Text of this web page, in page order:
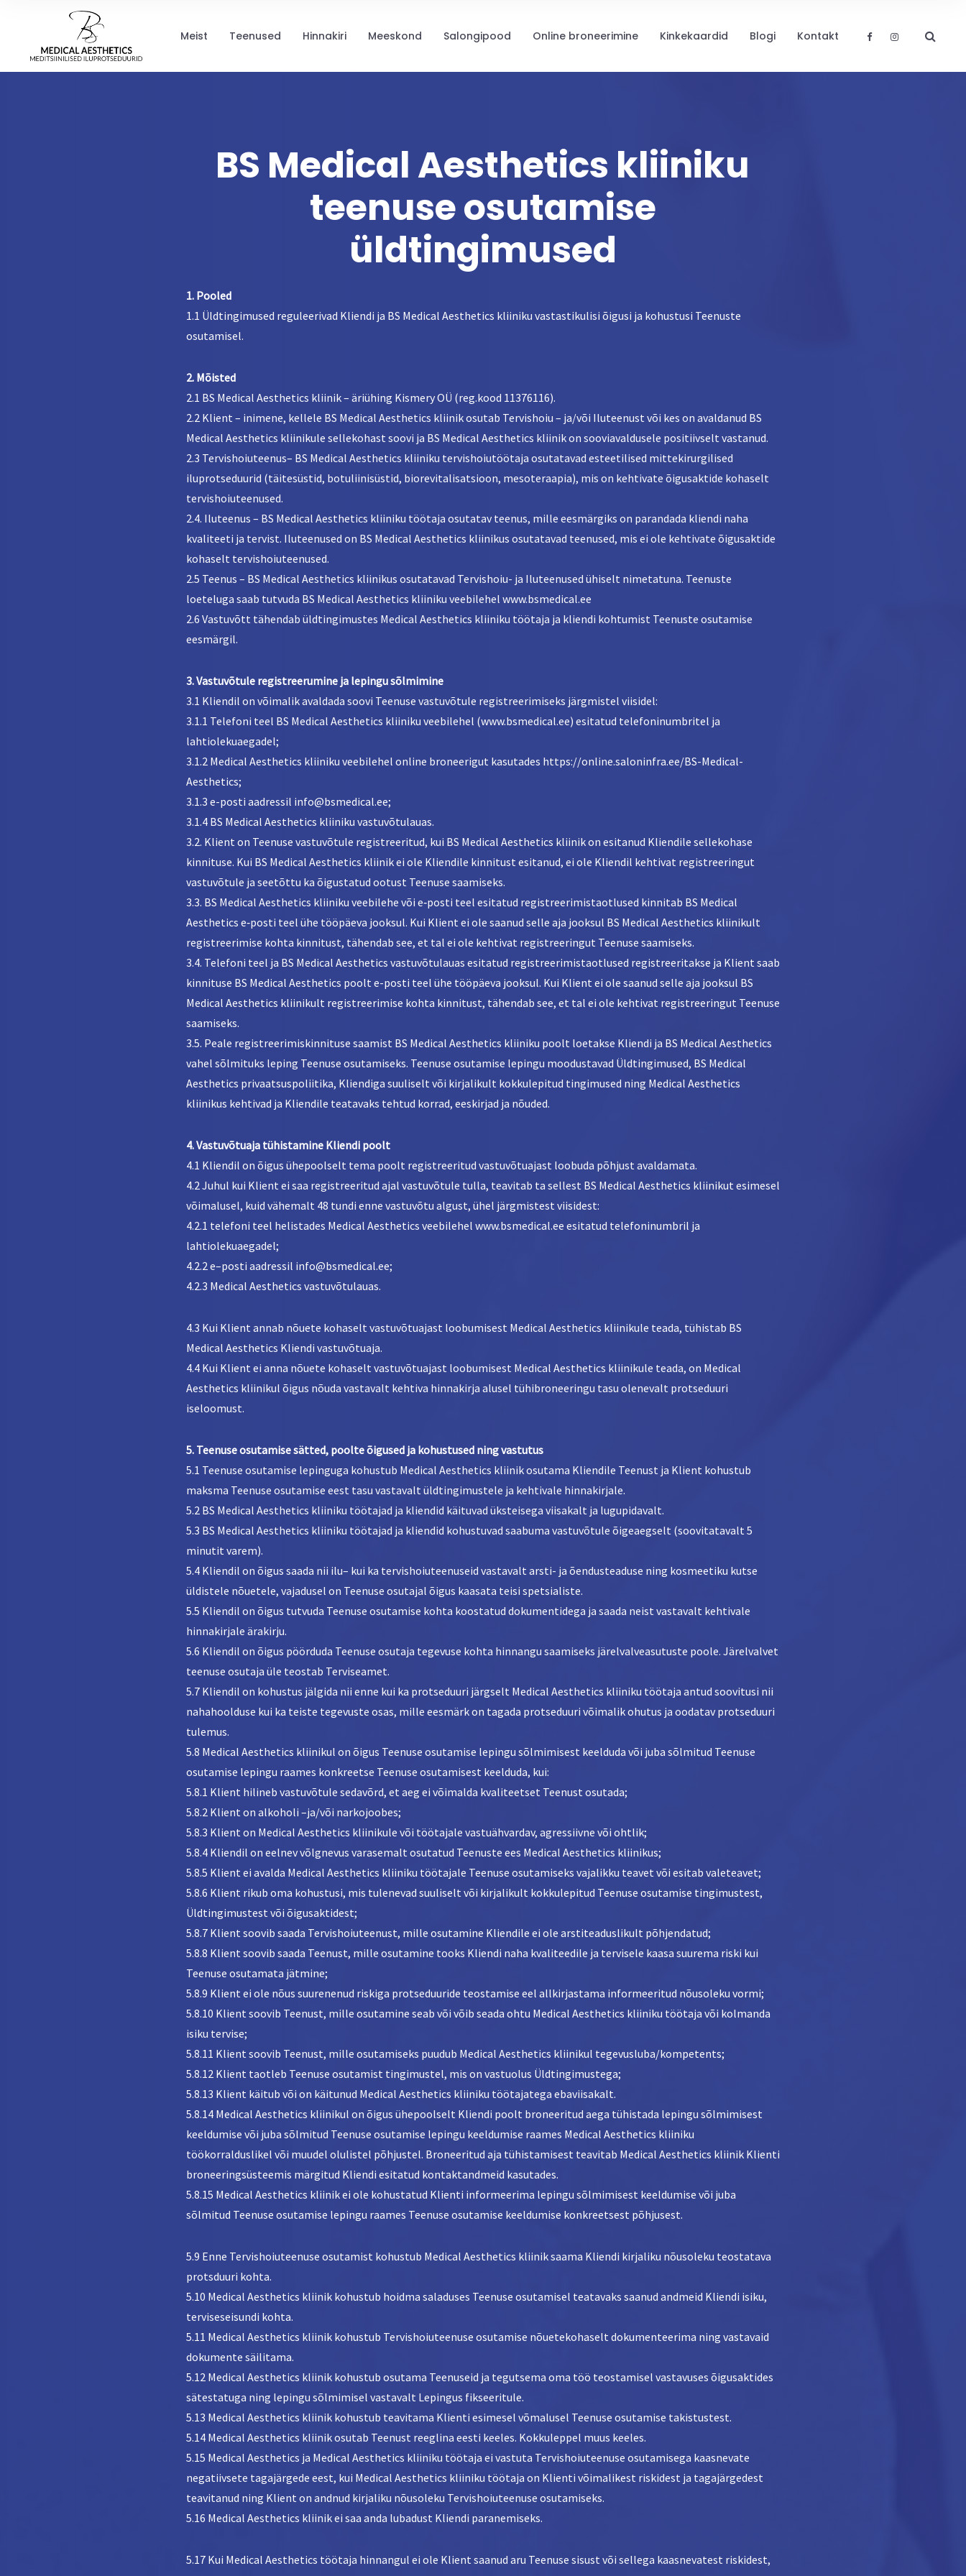
Meist Teenused Hinnakiri Meeskond Salongipood Online broneerimine Kinkekaardid Blogi Kontakt
BS Medical Aesthetics kliiniku
teenuse osutamise
üldtingimused
1. Pooled
1.1 Üldtingimused reguleerivad Kliendi ja BS Medical Aesthetics kliiniku vastastikulisi õigusi ja kohustusi Teenuste
osutamisel.
2. Mõisted
2.1 BS Medical Aesthetics kliinik – äriühing Kismery OÜ (reg.kood 11376116).
2.2 Klient – inimene, kellele BS Medical Aesthetics kliinik osutab Tervishoiu – ja/või Iluteenust või kes on avaldanud BS
Medical Aesthetics kliinikule sellekohast soovi ja BS Medical Aesthetics kliinik on sooviavaldusele positiivselt vastanud.
2.3 Tervishoiuteenus– BS Medical Aesthetics kliiniku tervishoiutöötaja osutatavad esteetilised mittekirurgilised
iluprotseduurid (täitesüstid, botuliinisüstid, biorevitalisatsioon, mesoteraapia), mis on kehtivate õigusaktide kohaselt
tervishoiuteenused.
2.4. Iluteenus – BS Medical Aesthetics kliiniku töötaja osutatav teenus, mille eesmärgiks on parandada kliendi naha
kvaliteeti ja tervist. Iluteenused on BS Medical Aesthetics kliinikus osutatavad teenused, mis ei ole kehtivate õigusaktide
kohaselt tervishoiuteenused.
2.5 Teenus – BS Medical Aesthetics kliinikus osutatavad Tervishoiu- ja Iluteenused ühiselt nimetatuna. Teenuste
loeteluga saab tutvuda BS Medical Aesthetics kliiniku veebilehel www.bsmedical.ee
2.6 Vastuvõtt tähendab üldtingimustes Medical Aesthetics kliiniku töötaja ja kliendi kohtumist Teenuste osutamise
eesmärgil.
3. Vastuvõtule registreerumine ja lepingu sõlmimine
3.1 Kliendil on võimalik avaldada soovi Teenuse vastuvõtule registreerimiseks järgmistel viisidel:
3.1.1 Telefoni teel BS Medical Aesthetics kliiniku veebilehel (www.bsmedical.ee) esitatud telefoninumbritel ja
lahtiolekuaegadel;
3.1.2 Medical Aesthetics kliiniku veebilehel online broneerigut kasutades https://online.saloninfra.ee/BS-Medical-
Aesthetics;
3.1.3 e-posti aadressil info@bsmedical.ee;
3.1.4 BS Medical Aesthetics kliiniku vastuvõtulauas.
3.2. Klient on Teenuse vastuvõtule registreeritud, kui BS Medical Aesthetics kliinik on esitanud Kliendile sellekohase
kinnituse. Kui BS Medical Aesthetics kliinik ei ole Kliendile kinnitust esitanud, ei ole Kliendil kehtivat registreeringut
vastuvõtule ja seetõttu ka õigustatud ootust Teenuse saamiseks.
3.3. BS Medical Aesthetics kliiniku veebilehe või e‑posti teel esitatud registreerimistaotlused kinnitab BS Medical
Aesthetics e‑posti teel ühe tööpäeva jooksul. Kui Klient ei ole saanud selle aja jooksul BS Medical Aesthetics kliinikult
registreerimise kohta kinnitust, tähendab see, et tal ei ole kehtivat registreeringut Teenuse saamiseks.
3.4. Telefoni teel ja BS Medical Aesthetics vastuvõtulauas esitatud registreerimistaotlused registreeritakse ja Klient saab
kinnituse BS Medical Aesthetics poolt e-posti teel ühe tööpäeva jooksul. Kui Klient ei ole saanud selle aja jooksul BS
Medical Aesthetics kliinikult registreerimise kohta kinnitust, tähendab see, et tal ei ole kehtivat registreeringut Teenuse
saamiseks.
3.5. Peale registreerimiskinnituse saamist BS Medical Aesthetics kliiniku poolt loetakse Kliendi ja BS Medical Aesthetics
vahel sõlmituks leping Teenuse osutamiseks. Teenuse osutamise lepingu moodustavad Üldtingimused, BS Medical
Aesthetics privaatsuspoliitika, Kliendiga suuliselt või kirjalikult kokkulepitud tingimused ning Medical Aesthetics
kliinikus kehtivad ja Kliendile teatavaks tehtud korrad, eeskirjad ja nõuded.
4. Vastuvõtuaja tühistamine Kliendi poolt
4.1 Kliendil on õigus ühepoolselt tema poolt registreeritud vastuvõtuajast loobuda põhjust avaldamata.
4.2 Juhul kui Klient ei saa registreeritud ajal vastuvõtule tulla, teavitab ta sellest BS Medical Aesthetics kliinikut esimesel
võimalusel, kuid vähemalt 48 tundi enne vastuvõtu algust, ühel järgmistest viisidest:
4.2.1 telefoni teel helistades Medical Aesthetics veebilehel www.bsmedical.ee esitatud telefoninumbril ja
lahtiolekuaegadel;
4.2.2 e–posti aadressil info@bsmedical.ee;
4.2.3 Medical Aesthetics vastuvõtulauas.
4.3 Kui Klient annab nõuete kohaselt vastuvõtuajast loobumisest Medical Aesthetics kliinikule teada, tühistab BS
Medical Aesthetics Kliendi vastuvõtuaja.
4.4 Kui Klient ei anna nõuete kohaselt vastuvõtuajast loobumisest Medical Aesthetics kliinikule teada, on Medical
Aesthetics kliinikul õigus nõuda vastavalt kehtiva hinnakirja alusel tühibroneeringu tasu olenevalt protseduuri
iseloomust.
5. Teenuse osutamise sätted, poolte õigused ja kohustused ning vastutus
5.1 Teenuse osutamise lepinguga kohustub Medical Aesthetics kliinik osutama Kliendile Teenust ja Klient kohustub
maksma Teenuse osutamise eest tasu vastavalt üldtingimustele ja kehtivale hinnakirjale.
5.2 BS Medical Aesthetics kliiniku töötajad ja kliendid käituvad üksteisega viisakalt ja lugupidavalt.
5.3 BS Medical Aesthetics kliiniku töötajad ja kliendid kohustuvad saabuma vastuvõtule õigeaegselt (soovitatavalt 5
minutit varem).
5.4 Kliendil on õigus saada nii ilu– kui ka tervishoiuteenuseid vastavalt arsti- ja õendusteaduse ning kosmeetiku kutse
üldistele nõuetele, vajadusel on Teenuse osutajal õigus kaasata teisi spetsialiste.
5.5 Kliendil on õigus tutvuda Teenuse osutamise kohta koostatud dokumentidega ja saada neist vastavalt kehtivale
hinnakirjale ärakirju.
5.6 Kliendil on õigus pöörduda Teenuse osutaja tegevuse kohta hinnangu saamiseks järelvalveasutuste poole. Järelvalvet
teenuse osutaja üle teostab Terviseamet.
5.7 Kliendil on kohustus jälgida nii enne kui ka protseduuri järgselt Medical Aesthetics kliiniku töötaja antud soovitusi nii
nahahoolduse kui ka teiste tegevuste osas, mille eesmärk on tagada protseduuri võimalik ohutus ja oodatav protseduuri
tulemus.
5.8 Medical Aesthetics kliinikul on õigus Teenuse osutamise lepingu sõlmimisest keelduda või juba sõlmitud Teenuse
osutamise lepingu raames konkreetse Teenuse osutamisest keelduda, kui:
5.8.1 Klient hilineb vastuvõtule sedavõrd, et aeg ei võimalda kvaliteetset Teenust osutada;
5.8.2 Klient on alkoholi –ja/või narkojoobes;
5.8.3 Klient on Medical Aesthetics kliinikule või töötajale vastuähvardav, agressiivne või ohtlik;
5.8.4 Kliendil on eelnev võlgnevus varasemalt osutatud Teenuste ees Medical Aesthetics kliinikus;
5.8.5 Klient ei avalda Medical Aesthetics kliiniku töötajale Teenuse osutamiseks vajalikku teavet või esitab valeteavet;
5.8.6 Klient rikub oma kohustusi, mis tulenevad suuliselt või kirjalikult kokkulepitud Teenuse osutamise tingimustest,
Üldtingimustest või õigusaktidest;
5.8.7 Klient soovib saada Tervishoiuteenust, mille osutamine Kliendile ei ole arstiteaduslikult põhjendatud;
5.8.8 Klient soovib saada Teenust, mille osutamine tooks Kliendi naha kvaliteedile ja tervisele kaasa suurema riski kui
Teenuse osutamata jätmine;
5.8.9 Klient ei ole nõus suurenenud riskiga protseduuride teostamise eel allkirjastama informeeritud nõusoleku vormi;
5.8.10 Klient soovib Teenust, mille osutamine seab või võib seada ohtu Medical Aesthetics kliiniku töötaja või kolmanda
isiku tervise;
5.8.11 Klient soovib Teenust, mille osutamiseks puudub Medical Aesthetics kliinikul tegevusluba/kompetents;
5.8.12 Klient taotleb Teenuse osutamist tingimustel, mis on vastuolus Üldtingimustega;
5.8.13 Klient käitub või on käitunud Medical Aesthetics kliiniku töötajatega ebaviisakalt.
5.8.14 Medical Aesthetics kliinikul on õigus ühepoolselt Kliendi poolt broneeritud aega tühistada lepingu sõlmimisest
keeldumise või juba sõlmitud Teenuse osutamise lepingu keeldumise raames Medical Aesthetics kliiniku
töökorralduslikel või muudel olulistel põhjustel. Broneeritud aja tühistamisest teavitab Medical Aesthetics kliinik Klienti
broneeringsüsteemis märgitud Kliendi esitatud kontaktandmeid kasutades.
5.8.15 Medical Aesthetics kliinik ei ole kohustatud Klienti informeerima lepingu sõlmimisest keeldumise või juba
sõlmitud Teenuse osutamise lepingu raames Teenuse osutamise keeldumise konkreetsest põhjusest.
5.9 Enne Tervishoiuteenuse osutamist kohustub Medical Aesthetics kliinik saama Kliendi kirjaliku nõusoleku teostatava
protsduuri kohta.
5.10 Medical Aesthetics kliinik kohustub hoidma saladuses Teenuse osutamisel teatavaks saanud andmeid Kliendi isiku,
terviseseisundi kohta.
5.11 Medical Aesthetics kliinik kohustub Tervishoiuteenuse osutamise nõuetekohaselt dokumenteerima ning vastavaid
dokumente säilitama.
5.12 Medical Aesthetics kliinik kohustub osutama Teenuseid ja tegutsema oma töö teostamisel vastavuses õigusaktides
sätestatuga ning lepingu sõlmimisel vastavalt Lepingus fikseeritule.
5.13 Medical Aesthetics kliinik kohustub teavitama Klienti esimesel võmalusel Teenuse osutamise takistustest.
5.14 Medical Aesthetics kliinik osutab Teenust reeglina eesti keeles. Kokkuleppel muus keeles.
5.15 Medical Aesthetics ja Medical Aesthetics kliiniku töötaja ei vastuta Tervishoiuteenuse osutamisega kaasnevate
negatiivsete tagajärgede eest, kui Medical Aesthetics kliiniku töötaja on Klienti võimalikest riskidest ja tagajärgedest
teavitanud ning Klient on andnud kirjaliku nõusoleku Tervishoiuteenuse osutamiseks.
5.16 Medical Aesthetics kliinik ei saa anda lubadust Kliendi paranemiseks.
5.17 Kui Medical Aesthetics töötaja hinnangul ei ole Klient saanud aru Teenuse sisust või sellega kaasnevatest riskidest,